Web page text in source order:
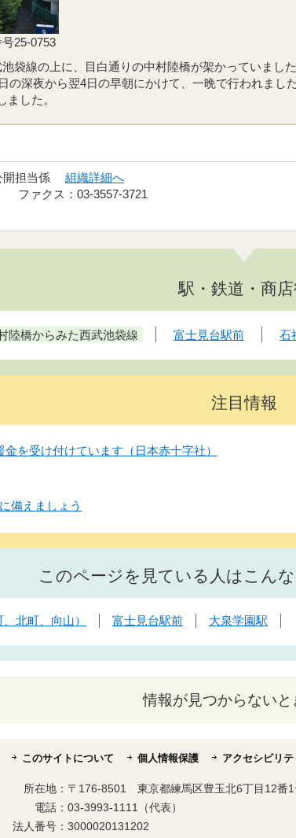
25-0753
袋線の上に、目白通りの中村陸橋が架かっていま
の深夜から翌4日の早朝にかけて、一晩で行われま
した。
開担当係 組織詳細へ
ファクス：03-3557-3721
駅・鉄道・商
陸橋からみた西武池袋線 富士見台駅前 石
注目情報
を受け付けています（日本赤十字社）
備えましょう
このページを見ている人はこん
北町、向山） 富士見台駅前 大泉学園駅
情報が見つからないと
このサイトについて 個人情報保護 アクセシビリ
所在地： 〒176-8501 東京都練馬区豊玉北6丁目12番1
電話： 03-3993-1111（代表）
法人番号： 3000020131202